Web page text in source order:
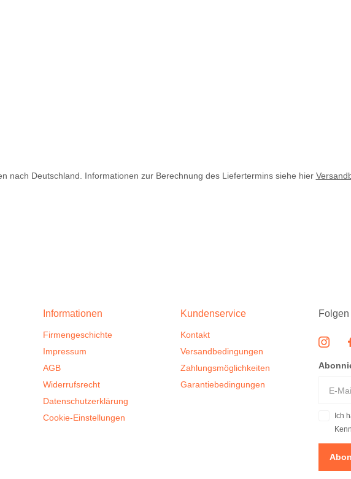
nach Deutschland. Informationen zur Berechnung des Liefertermins siehe hier
Informationen
Firmengeschichte
Impressum
AGB
Widerrufsrecht
Datenschutzerklärung
Cookie-Einstellungen
Kundenservice
Kontakt
Versandbedingungen
Zahlungsmöglichkeiten
Garantiebedingungen
Ich